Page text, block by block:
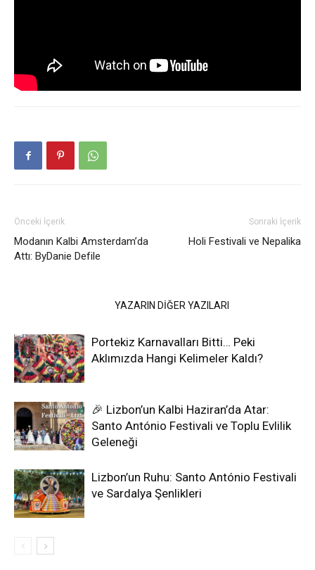
Önceki İçerik
Modanın Kalbi Amsterdam’da
Attı: ByDanie Defile
Sonraki İçerik
Holi Festivali ve Nepalika
YAZARIN DİĞER YAZILARI
Portekiz Karnavalları Bitti… Peki
Aklımızda Hangi Kelimeler Kaldı?
🎉 Lizbon’un Kalbi Haziran’da Atar:
Santo António Festivali ve Toplu Evlilik
Geleneği
Lizbon’un Ruhu: Santo António Festivali
ve Sardalya Şenlikleri